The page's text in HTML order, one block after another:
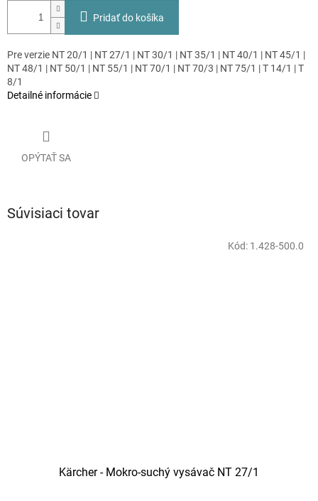
Pridať do košíka
Pre verzie NT 20/1 | NT 27/1 | NT 30/1 | NT 35/1 | NT 40/1 | NT 45/1 |
NT 48/1 | NT 50/1 | NT 55/1 | NT 70/1 | NT 70/3 | NT 75/1 | T 14/1 | T
8/1
Detailné informácie
OPÝTAŤ SA
Súvisiaci tovar
Kärcher - Mokro-suchý vysávač NT 27/1
Kód: 1.428-500.0